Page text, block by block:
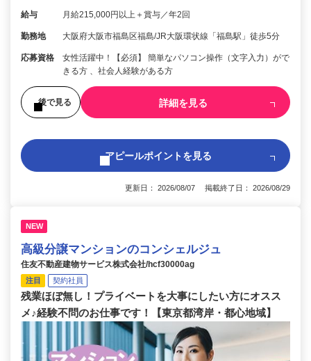
給与 月給215,000円以上＋賞与／年2回
勤務地 大阪府大阪市福島区福島/JR大阪環状線「福島駅」徒歩5分
応募資格
女性活躍中！【必須】 簡単なパソコン操作（文字入力）がで
きる方 、社会人経験がある方
後で見る 詳細を見る
アピールポイントを見る
更新日： 2026/08/07 掲載終了日： 2026/08/29
NEW
高級分譲マンションのコンシェルジュ
住友不動産建物サービス株式会社/hcf30000ag
注目 契約社員
残業ほぼ無し！プライベートを大事にしたい方にオスス
メ♪経験不問のお仕事です！【東京都湾岸・都心地域】